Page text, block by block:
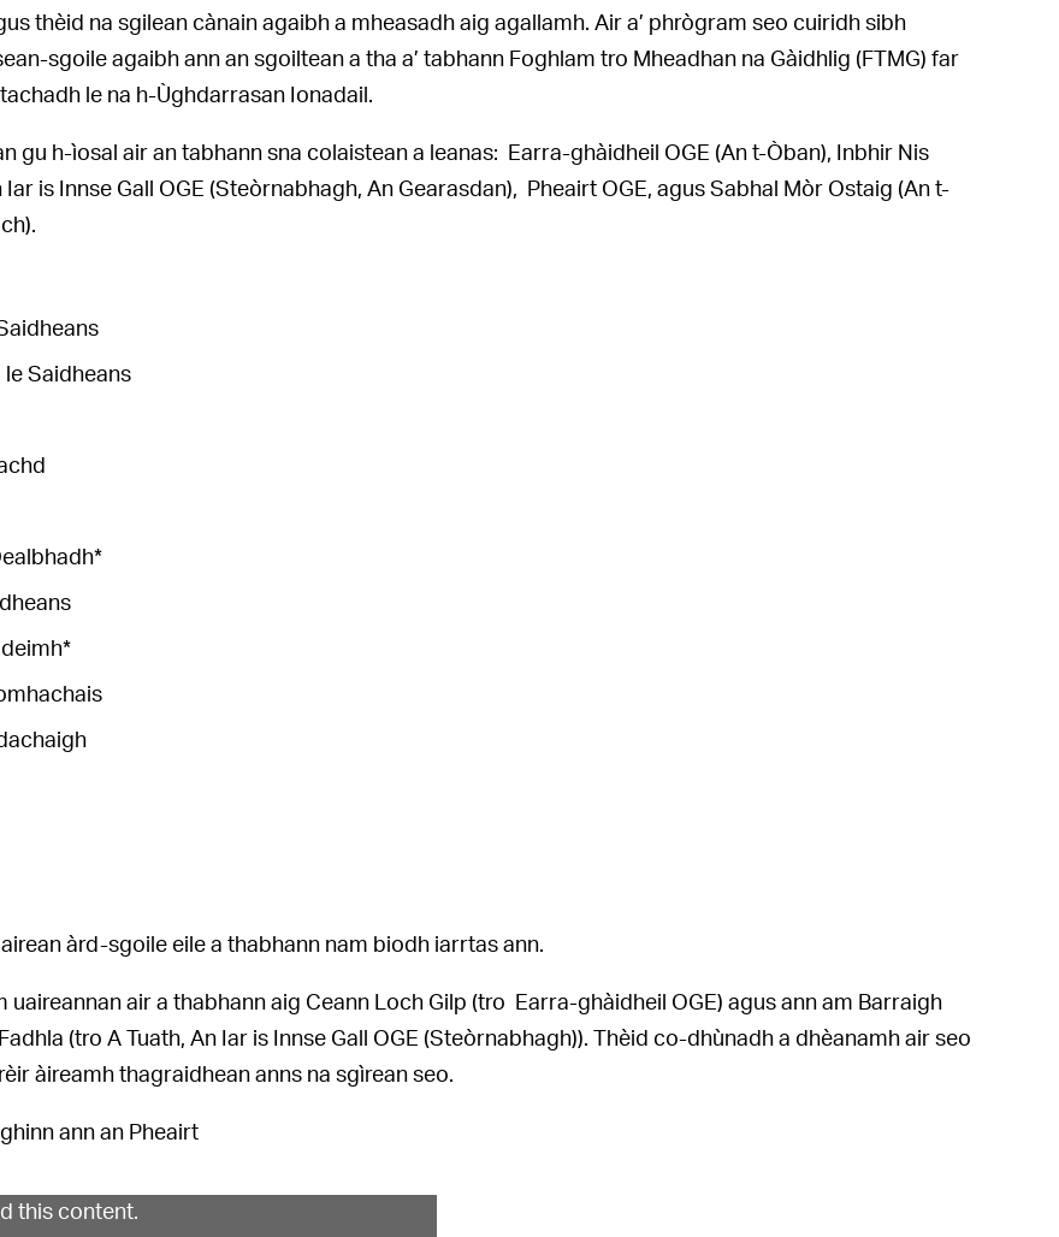
thèid na sgilean cànain agaibh a mheasadh aig agallamh. Air a’ phrògram seo cuiridh sibh
sgoile agaibh ann an sgoiltean a tha a’ tabhann Foghlam tro Mheadhan na Gàidhlig (FTMG) far
le na h-Ùghdarrasan Ionadail.
gu h-ìosal air an tabhann sna colaistean a leanas: Earra-ghàidheil OGE (An t-Òban), Inbhir Nis
Iar is Innse Gall OGE (Steòrnabhagh, An Gearasdan), Pheairt OGE, agus Sabhal Mòr Ostaig (An t-
Saidheans
àrd-sgoile eile a thabhann nam biodh iarrtas ann.
uaireannan air a thabhann aig Ceann Loch Gilp (tro Earra-ghàidheil OGE) agus ann am Barraigh
(tro A Tuath, An Iar is Innse Gall OGE (Steòrnabhagh)). Thèid co-dhùnadh a dhèanamh air seo
àireamh thagraidhean anns na sgìrean seo.
ann an Pheairt
this content.